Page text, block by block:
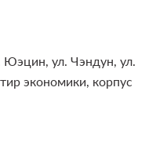
Юэцин, ул. Чэндун, ул.
экономики, корпус